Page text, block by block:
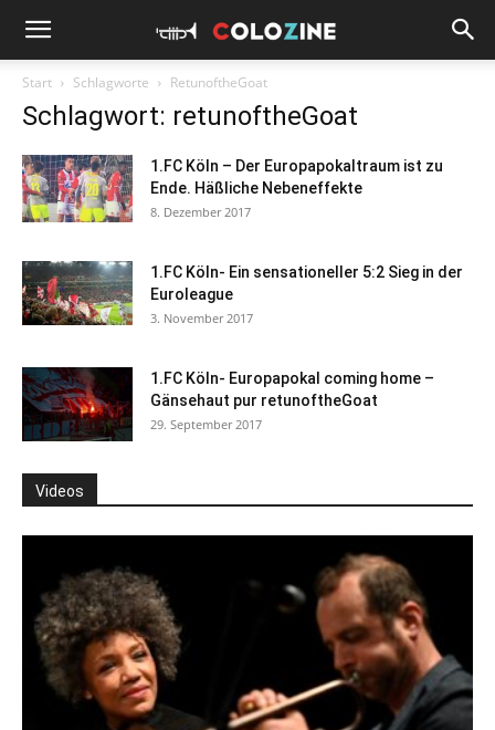
Start Schlagworte RetunoftheGoat
Schlagwort: retunoftheGoat
1.FC Köln – Der Europapokaltraum ist zu
Ende. Häßliche Nebeneffekte
8. Dezember 2017
1.FC Köln- Ein sensationeller 5:2 Sieg in der
Euroleague
3. November 2017
1.FC Köln- Europapokal coming home –
Gänsehaut pur retunoftheGoat
29. September 2017
Videos